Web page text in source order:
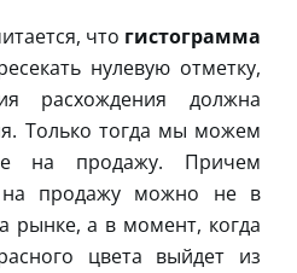
что гистограмма
нулевую отметку,
расхождения должна
Только тогда мы можем
на продажу. Причем
на продажу можно не в
рынке, а в момент, когда
цвета выйдет из